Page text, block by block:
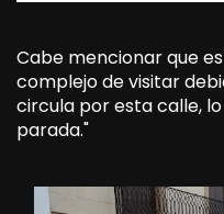
Cabe mencionar que
complejo de visitar
circula por esta calle,
parada."